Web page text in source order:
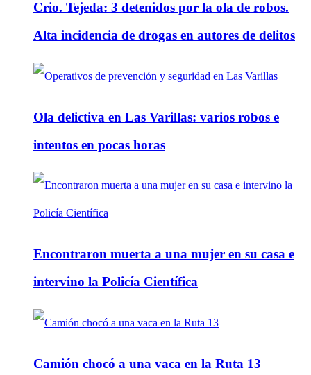
Crio. Tejeda: 3 detenidos por la ola de robos.
Alta incidencia de drogas en autores de delitos
Ola delictiva en Las Varillas: varios robos e
intentos en pocas horas
Encontraron muerta a una mujer en su casa e
intervino la Policía Científica
Camión chocó a una vaca en la Ruta 13